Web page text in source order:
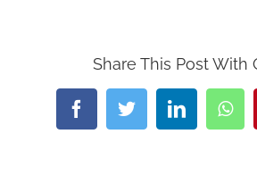
Share This Post With
FacebookTwitterLinkedIn